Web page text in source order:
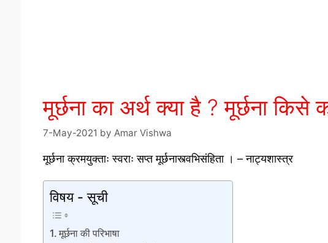
मूर्छना का अर्थ क्या है ? मूर्छना
7-May-2021 by Amar Vishwa
मूर्छना क्रमयुक्ताः स्वराः सप्त मूर्छनास्त्वभिसंहिता । – नाट्यशास्त्र
विषय - सूची
मूर्छना की परिभाषा